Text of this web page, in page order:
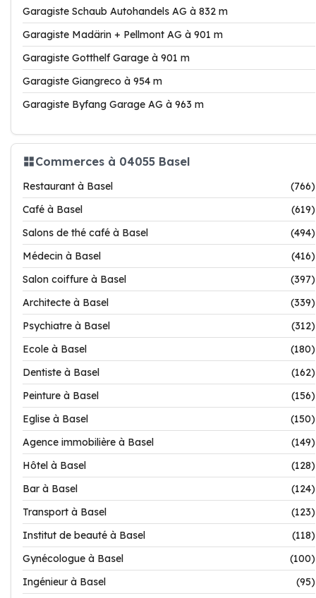
Garagiste Schaub Autohandels AG à 832 m
Garagiste Madärin + Pellmont AG à 901 m
Garagiste Gotthelf Garage à 901 m
Garagiste Giangreco à 954 m
Garagiste Byfang Garage AG à 963 m
Commerces à 04055 Basel
Restaurant à Basel
(766)
Café à Basel
(619)
Salons de thé café à Basel
(494)
Médecin à Basel
(416)
Salon coiffure à Basel
(397)
Architecte à Basel
(339)
Psychiatre à Basel
(312)
Ecole à Basel
(180)
Dentiste à Basel
(162)
Peinture à Basel
(156)
Eglise à Basel
(150)
Agence immobilière à Basel
(149)
Hôtel à Basel
(128)
Bar à Basel
(124)
Transport à Basel
(123)
Institut de beauté à Basel
(118)
Gynécologue à Basel
(100)
Ingénieur à Basel
(95)